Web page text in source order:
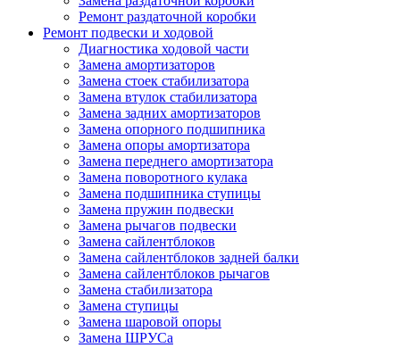
Ремонт раздаточной коробки
Ремонт подвески и ходовой
Диагностика ходовой части
Замена амортизаторов
Замена стоек стабилизатора
Замена втулок стабилизатора
Замена задних амортизаторов
Замена опорного подшипника
Замена опоры амортизатора
Замена переднего амортизатора
Замена поворотного кулака
Замена подшипника ступицы
Замена пружин подвески
Замена рычагов подвески
Замена сайлентблоков
Замена сайлентблоков задней балки
Замена сайлентблоков рычагов
Замена стабилизатора
Замена ступицы
Замена шаровой опоры
Замена ШРУСа